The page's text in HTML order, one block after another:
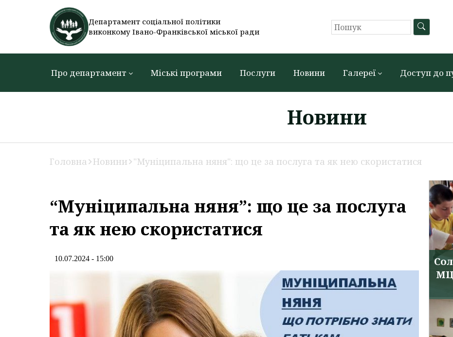
Департамент соціальної політики
виконкому Івано-Франківської міської ради
Про департамент Міські програми Послуги Новини Галереї Доступ до
Новини
Головна Новини "Муніципальна няня": що це за послуга та як нею скористатися
“Муніципальна няня”: що це за послуга
та як нею скористатися
10.07.2024 - 15:00